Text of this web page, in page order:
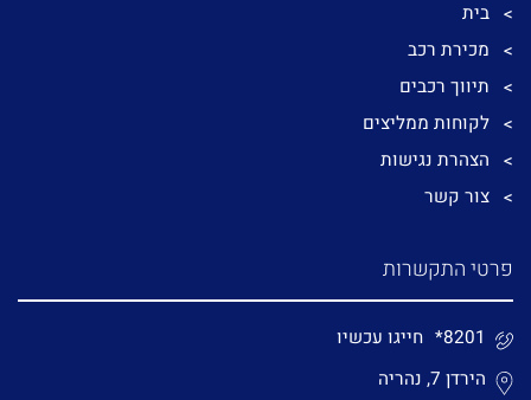
בית
מכירת רכב
תיווך רכבים
לקוחות ממליצים
הצהרת נגישות
צור קשר
פרטי התקשרות
*8201 חייגו עכשיו
הירדן 7, נהריה